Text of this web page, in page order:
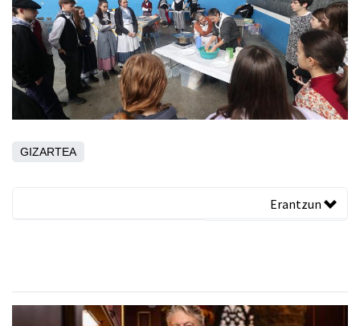
GIZARTEA
Erantzun